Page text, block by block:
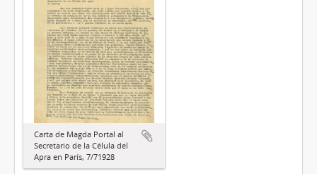
Carta de Magda Portal al
Secretario de la Célula del
Apra en París, 7/71928